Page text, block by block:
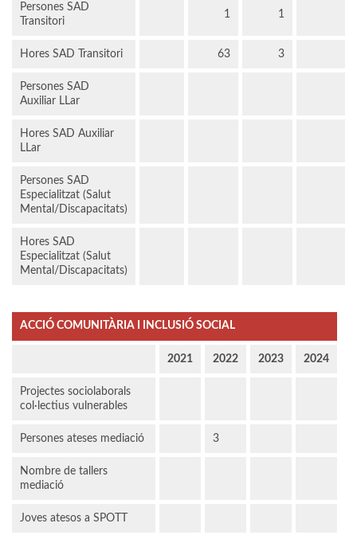
Persones SAD
Transitori
1 1
Hores SAD Transitori 63 3
Persones SAD
Auxiliar LLar
Hores SAD Auxiliar
LLar
Persones SAD
Especialitzat (Salut
Mental/Discapacitats)
Hores SAD
Especialitzat (Salut
Mental/Discapacitats)
ACCIÓ COMUNITÀRIA I INCLUSIÓ SOCIAL
2021 2022 2023 2024
Projectes sociolaborals
col·lectius vulnerables
Persones ateses mediació 3
Nombre de tallers
mediació
Joves atesos a SPOTT